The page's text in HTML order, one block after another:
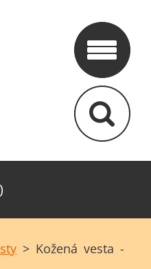
> Kožená vesta -